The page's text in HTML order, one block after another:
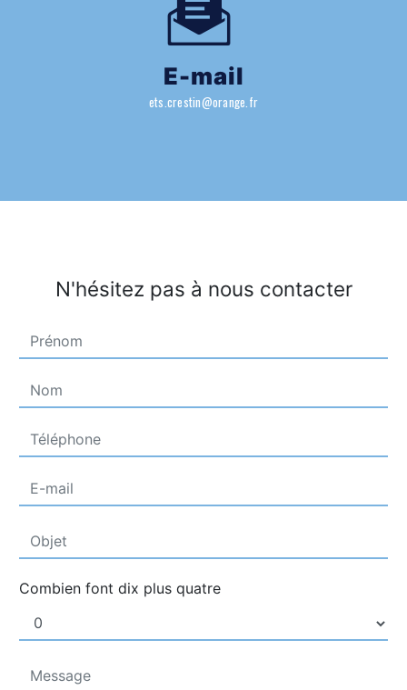
E-mail
ets.crestin@orange.fr
N'hésitez pas à nous contacter
Combien font dix plus quatre